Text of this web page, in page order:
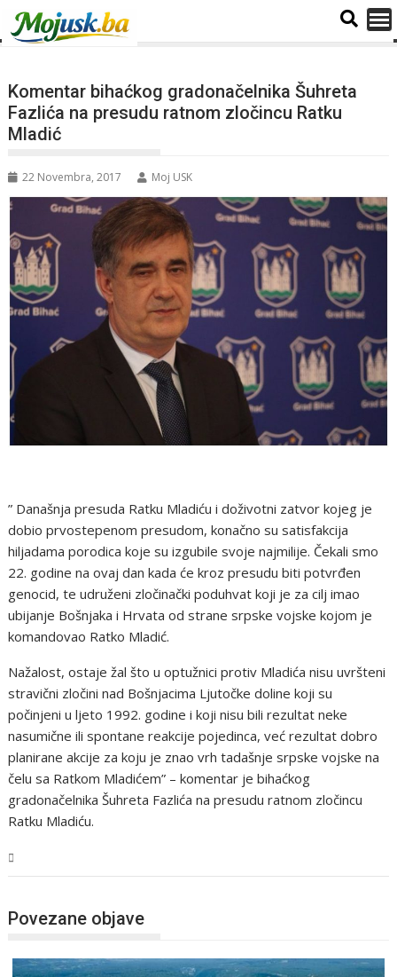
Komentar bihaćkog gradonačelnika Šuhreta
Fazlića na presudu ratnom zločincu Ratku
Mladić
22 Novembra, 2017 Moj USK
” Današnja presuda Ratku Mladiću i doživotni zatvor kojeg je
dobio prvostepenom presudom, konačno su satisfakcija
hiljadama porodica koje su izgubile svoje najmilije. Čekali smo
22. godine na ovaj dan kada će kroz presudu biti potvrđen
genocid, te udruženi zločinački poduhvat koji je za cilj imao
ubijanje Bošnjaka i Hrvata od strane srpske vojske kojom je
komandovao Ratko Mladić.
Nažalost, ostaje žal što u optužnici protiv Mladića nisu uvršteni
stravični zločini nad Bošnjacima Ljutočke doline koji su
počinjeni u ljeto 1992. godine i koji nisu bili rezultat neke
nasumične ili spontane reakcije pojedinca, već rezultat dobro
planirane akcije za koju je znao vrh tadašnje srpske vojske na
čelu sa Ratkom Mladićem” – komentar je bihaćkog
gradonačelnika Šuhreta Fazlića na presudu ratnom zločincu
Ratku Mladiću.
Povezane objave